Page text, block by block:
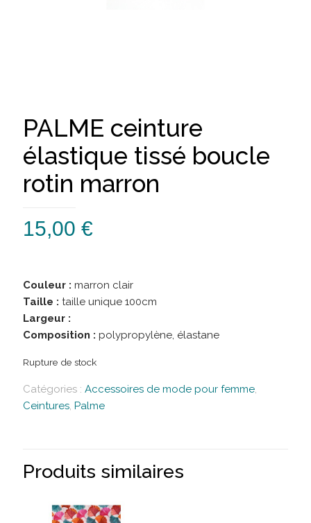
PALME ceinture
élastique tissé boucle
rotin marron
15,00 €
Couleur : marron clair
Taille : taille unique 100cm
Largeur :
Composition : polypropylène, élastane
Rupture de stock
Catégories : Accessoires de mode pour femme,
Ceintures, Palme
Produits similaires